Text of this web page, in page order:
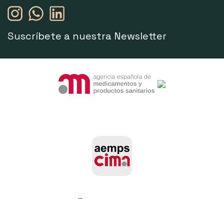
Suscríbete a nuestra Newsletter